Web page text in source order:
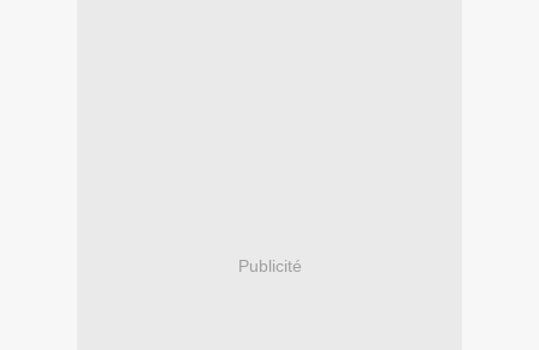
Publicité